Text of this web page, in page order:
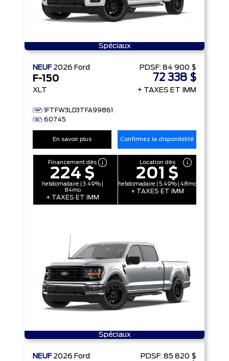
Spéciaux
NEUF 2026 Ford
F-150
XLT
1FTFW3LD3TFA99861
60745
PDSF: 84 900 $
72 338 $
+ TAXES ET IMM
En savoir plus Confirmez la disponibilité
Financement dès
224 $
hebdomadaire | 3.49% |
84mo
+ TAXES ET IMM
Location dès
201 $
hebdomadaire | 5.49% | 48mo
+ TAXES ET IMM
Spéciaux
NEUF 2026 Ford PDSF: 85 820 $